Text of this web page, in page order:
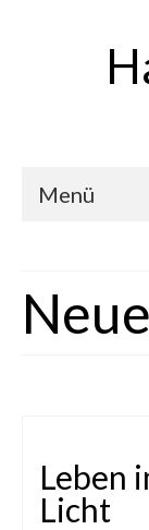
Menü
Werke
Kontakt
Leben
Licht